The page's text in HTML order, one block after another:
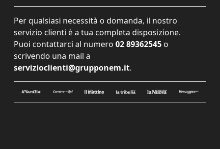
Per qualsiasi necessità o domanda, il nostro
servizio clienti è a tua completa disposizione.
Puoi contattarci al numero 02 89362545 o
scrivendo una mail a
servizioclienti@grupponem.it.